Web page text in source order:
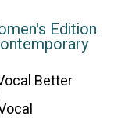
Edition
Better